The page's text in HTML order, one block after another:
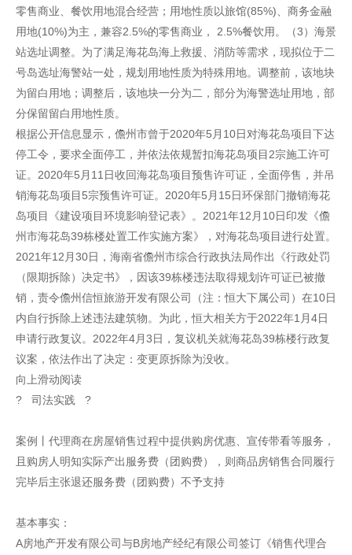
零售商业、餐饮用地混合经营；用地性质以旅馆(85%)、商务金融
用地(10%)为主，兼容2.5%的零售商业， 2.5%餐饮用。（3）海景
站选址调整。为了满足海花岛海上救援、消防等需求，现拟位于二
号岛选址海警站一处，规划用地性质为特殊用地。调整前，该地块
为留白用地；调整后，该地块一分为二，部分为海警选址用地，部
分保留留白用地性质。
根据公开信息显示，儋州市曾于2020年5月10日对海花岛项目下达
停工令，要求全面停工，并依法依规暂扣海花岛项目2宗施工许可
证。2020年5月11日收回海花岛项目预售许可证，全面停售，并吊
销海花岛项目5宗预售许可证。2020年5月15日环保部门撤销海花
岛项目《建设项目环境影响登记表》。2021年12月10日印发《儋
州市海花岛39栋楼处置工作实施方案》，对海花岛项目进行处置。
2021年12月30日，海南省儋州市综合行政执法局作出《行政处罚
（限期拆除）决定书》，因该39栋楼违法取得规划许可证已被撤
销，责令儋州信恒旅游开发有限公司（注：恒大下属公司）在10日
内自行拆除上述违法建筑物。为此，恒大相关方于2022年1月4日
申请行政复议。2022年4月3日，复议机关就海花岛39栋楼行政复
议案，依法作出了决定：变更原拆除为没收。
向上滑动阅读
? 司法实践 ?
案例丨代理商在房屋销售过程中提供购房优惠、宣传带看等服务，
且购房人明知实际产出服务费（团购费），则商品房销售合同履行
完毕后主张退还服务费（团购费）不予支持
基本事实：
A房地产开发有限公司与B房地产经纪有限公司签订《销售代理合